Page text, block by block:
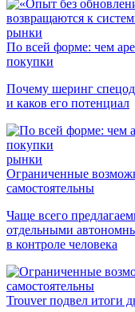
рынки
По всей форме: чем
покупки
Почему шеринг
и каков его потенциал
рынки
Ограниченные
самостоятельны
Чаще всего
отдельными
в контроле человека
Trouver подвел итоги